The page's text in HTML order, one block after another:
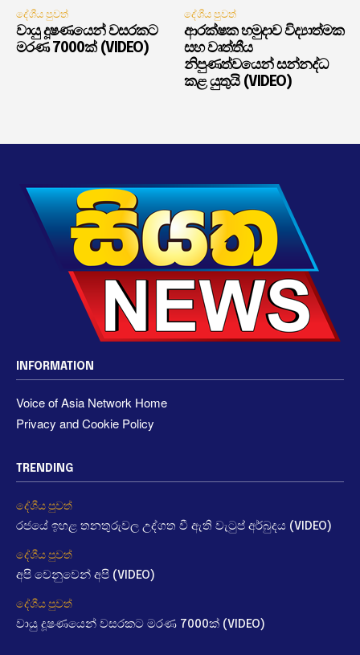
දේශීය පුවත්
වායු දූෂණයෙන් වසරකට
මරණ 7000ක් (VIDEO)
දේශීය පුවත්
ආරක්ෂක හමුදාව විද්‍යාත්මක
සහ වෘත්තීය
නිපුණත්වයෙන් සන්නද්ධ
කළ යුතුයි (VIDEO)
INFORMATION
Voice of Asia Network Home
Privacy and Cookie Policy
TRENDING
දේශීය පුවත්
රජයේ ඉහළ තනතුරුවල උද්ගත වී ඇති වැටුප් අර්බුදය (VIDEO)
දේශීය පුවත්
අපි වෙනුවෙන් අපි (VIDEO)
දේශීය පුවත්
වායු දූෂණයෙන් වසරකට මරණ 7000ක් (VIDEO)